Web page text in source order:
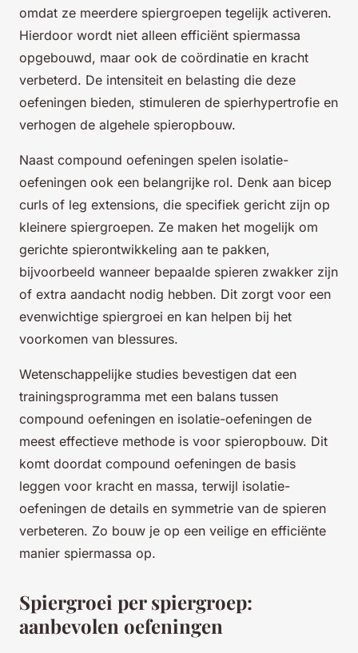
omdat ze meerdere spiergroepen tegelijk activeren.
Hierdoor wordt niet alleen efficiënt spiermassa
opgebouwd, maar ook de coördinatie en kracht
verbeterd. De intensiteit en belasting die deze
oefeningen bieden, stimuleren de spierhypertrofie en
verhogen de algehele spieropbouw.
Naast compound oefeningen spelen isolatie-
oefeningen ook een belangrijke rol. Denk aan bicep
curls of leg extensions, die specifiek gericht zijn op
kleinere spiergroepen. Ze maken het mogelijk om
gerichte spierontwikkeling aan te pakken,
bijvoorbeeld wanneer bepaalde spieren zwakker zijn
of extra aandacht nodig hebben. Dit zorgt voor een
evenwichtige spiergroei en kan helpen bij het
voorkomen van blessures.
Wetenschappelijke studies bevestigen dat een
trainingsprogramma met een balans tussen
compound oefeningen en isolatie-oefeningen de
meest effectieve methode is voor spieropbouw. Dit
komt doordat compound oefeningen de basis
leggen voor kracht en massa, terwijl isolatie-
oefeningen de details en symmetrie van de spieren
verbeteren. Zo bouw je op een veilige en efficiënte
manier spiermassa op.
Spiergroei per spiergroep:
aanbevolen oefeningen